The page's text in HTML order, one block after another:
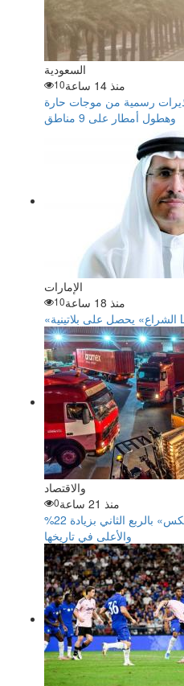
السعودية
منذ 14 ساعة
10
رسمية من موجات حارة
وهطول أمطار على 9 مناطق
الإمارات
منذ 18 ساعة
10
والاقتصاد
منذ 21 ساعة
0
‏1.83 مليار درهم إيرادات «أرامكس» بالربع الثاني بزيادة 22%
والأعلى في تاريخها